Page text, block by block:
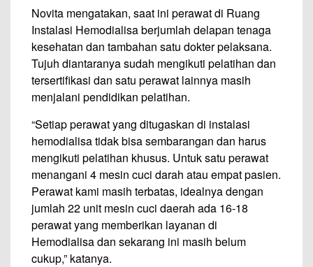
Novita mengatakan, saat ini perawat di Ruang
Instalasi Hemodialisa berjumlah delapan tenaga
kesehatan dan tambahan satu dokter pelaksana.
Tujuh diantaranya sudah mengikuti pelatihan dan
tersertifikasi dan satu perawat lainnya masih
menjalani pendidikan pelatihan.
“Setiap perawat yang ditugaskan di instalasi
hemodialisa tidak bisa sembarangan dan harus
mengikuti pelatihan khusus. Untuk satu perawat
menangani 4 mesin cuci darah atau empat pasien.
Perawat kami masih terbatas, idealnya dengan
jumlah 22 unit mesin cuci daerah ada 16-18
perawat yang memberikan layanan di
Hemodialisa dan sekarang ini masih belum
cukup,” katanya.